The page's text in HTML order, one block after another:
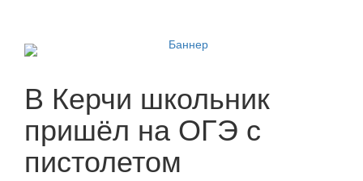
В Керчи школьник
пришёл на ОГЭ с
пистолетом